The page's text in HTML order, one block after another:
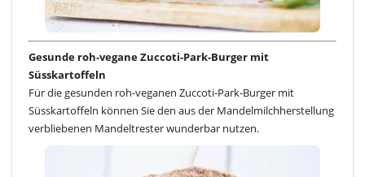
Gesunde roh-vegane Zuccoti-Park-Burger mit
Süsskartoffeln
Für die gesunden roh-veganen Zuccoti-Park-Burger mit
Süsskartoffeln können Sie den aus der Mandelmilchherstellung
verbliebenen Mandeltrester wunderbar nutzen.